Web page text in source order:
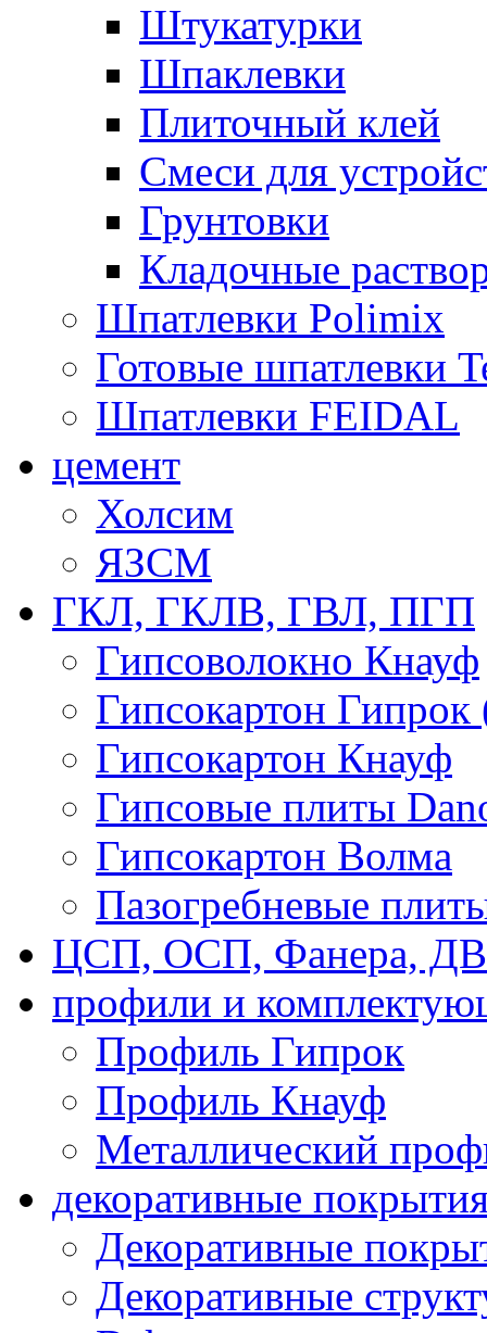
Штукатурки
Шпаклевки
Плиточный клей
Смеси для
Грунтовки
Кладочные
Шпатлевки Polimix
Готовые шпатлевки
Шпатлевки FEIDAL
цемент
Холсим
ЯЗCМ
ГКЛ, ГКЛВ, ГВЛ, ПГП
Гипсоволокно Кнауф
Гипсокартон Гипрок
Гипсокартон Кнауф
Гипсовые плиты
Гипсокартон Волма
Пазогребневые
ЦСП, ОСП, Фанера,
профили и
Профиль Гипрок
Профиль Кнауф
Металлический
декоративные
Декоративные
Декоративные